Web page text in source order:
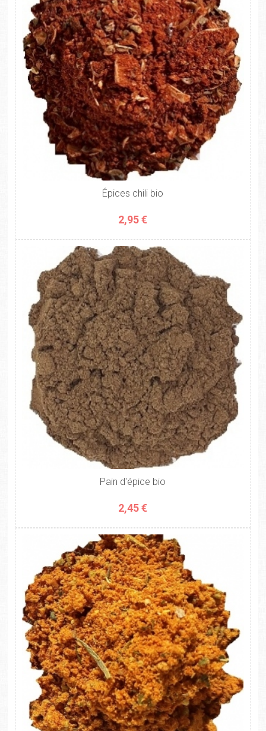
Épices chili bio
2,95 €
Pain d'épice bio
2,45 €